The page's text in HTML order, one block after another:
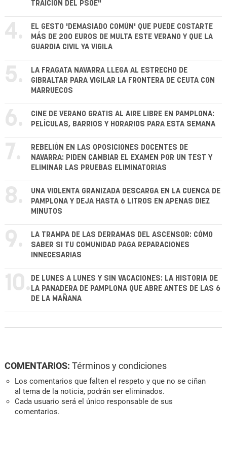
TRAICIÓN DEL PSOE"
4.
EL GESTO 'DEMASIADO COMÚN' QUE PUEDE COSTARTE
MÁS DE 200 EUROS DE MULTA ESTE VERANO Y QUE LA
GUARDIA CIVIL YA VIGILA
5.
LA FRAGATA NAVARRA LLEGA AL ESTRECHO DE
GIBRALTAR PARA VIGILAR LA FRONTERA DE CEUTA CON
MARRUECOS
6.
CINE DE VERANO GRATIS AL AIRE LIBRE EN PAMPLONA:
PELÍCULAS, BARRIOS Y HORARIOS PARA ESTA SEMANA
7.
REBELIÓN EN LAS OPOSICIONES DOCENTES DE
NAVARRA: PIDEN CAMBIAR EL EXAMEN POR UN TEST Y
ELIMINAR LAS PRUEBAS ELIMINATORIAS
8.
UNA VIOLENTA GRANIZADA DESCARGA EN LA CUENCA DE
PAMPLONA Y DEJA HASTA 6 LITROS EN APENAS DIEZ
MINUTOS
9.
LA TRAMPA DE LAS DERRAMAS DEL ASCENSOR: CÓMO
SABER SI TU COMUNIDAD PAGA REPARACIONES
INNECESARIAS
10. DE LUNES A LUNES Y SIN VACACIONES: LA HISTORIA DE
LA PANADERA DE PAMPLONA QUE ABRE ANTES DE LAS 6
DE LA MAÑANA
COMENTARIOS: Términos y condiciones
Los comentarios que falten el respeto y que no se ciñan
al tema de la noticia, podrán ser eliminados.
Cada usuario será el único responsable de sus
comentarios.